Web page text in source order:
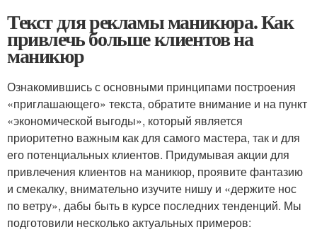
Текст для рекламы маникюра. Как
привлечь больше клиентов на
маникюр
Ознакомившись с основными принципами построения
«приглашающего» текста, обратите внимание и на пункт
«экономической выгоды», который является
приоритетно важным как для самого мастера, так и для
его потенциальных клиентов. Придумывая акции для
привлечения клиентов на маникюр, проявите фантазию
и смекалку, внимательно изучите нишу и «держите нос
по ветру», дабы быть в курсе последних тенденций. Мы
подготовили несколько актуальных примеров: